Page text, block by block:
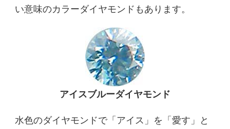
い意味のカラーダイヤモンドもあります。
アイスブルーダイヤモンド
水色のダイヤモンドで「アイス」を「愛す」と